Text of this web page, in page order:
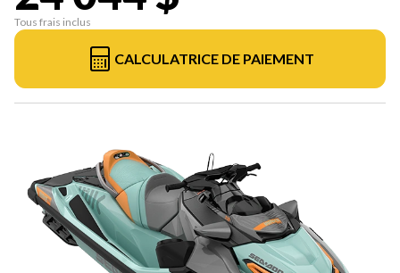
Tous frais inclus
CALCULATRICE DE PAIEMENT